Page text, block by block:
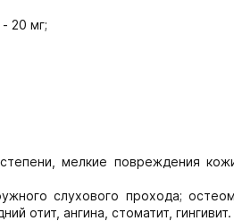
20 мг;
мелкие повреждения
слухового прохода;
отит, ангина, стоматит, гингивит.